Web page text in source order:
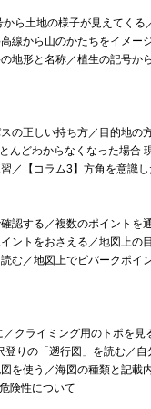
ら土地の様子が見えてく
線から山のかたちをイメー
地形と名称／植生の記号か
の正しい持ち方／目的地の
どわからなくなった場合
／【コラム3】方角を意識
認する／複数のポイントを
ントをおさえる／地図上の
む／地図上でビバークポイ
クライミング用のトポを
りの「遡行図」を読む／
を使う／海図の種類と記載
険性について